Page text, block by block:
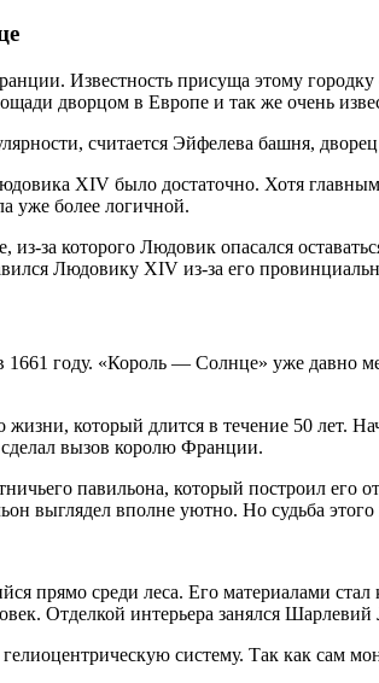
Известность присуща этому
дворцом в Европе и так же очень
считается Эйфелева башня,
XIV было достаточно. Хотя
уже более логичной.
за которого Людовик опасался
Людовику XIV из-за его
1661 году. «Король — Солнце» уже давно
жизни, который длится в течение 50
вызов королю Франции.
павильона, который построил
выглядел вполне уютно. Но судьба этого
прямо среди леса. Его материалами
Отделкой интерьера занялся
систему. Так как сам